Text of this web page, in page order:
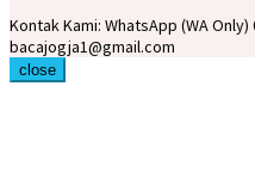
Kontak Kami: WhatsApp (WA Only)
bacajogja1@gmail.com
close